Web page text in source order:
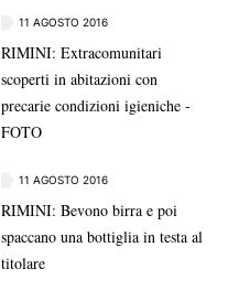
11 AGOSTO 2016
RIMINI: Extracomunitari
scoperti in abitazioni con
precarie condizioni igieniche -
FOTO
11 AGOSTO 2016
RIMINI: Bevono birra e poi
spaccano una bottiglia in testa al
titolare